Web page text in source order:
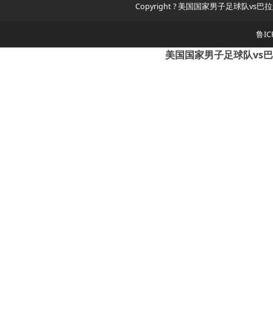
Copyright ? 美国国家男子足球队vs巴
鲁
美国国家男子足球队vs